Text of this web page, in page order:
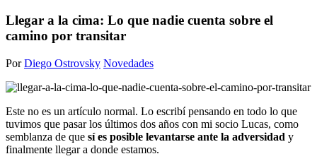
Llegar a la cima: Lo que nadie cuenta sobre el
camino por transitar
PorDiego Ostrovsky Novedades
Este no es un artículo normal. Lo escribí pensando en todo lo que
tuvimos que pasar los últimos dos años con mi socio Lucas, como
semblanza de que sí es posible levantarse ante la adversidad y
finalmente llegar a donde estamos.